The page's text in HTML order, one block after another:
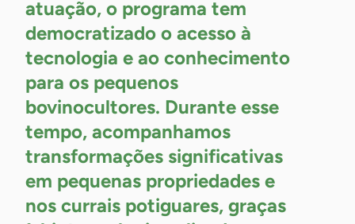
atuação, o programa tem
democratizado o acesso à
tecnologia e ao conhecimento
para os pequenos
bovinocultores. Durante esse
tempo, acompanhamos
transformações significativas
em pequenas propriedades e
nos currais potiguares, graças